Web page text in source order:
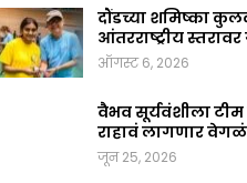
दौंडच्या शमिष्का
आंतरराष्ट्रीय
ऑगस्ट 6, 2026
वैभव सूर्यवंशीला
राहावं लागणार
जून 25, 2026